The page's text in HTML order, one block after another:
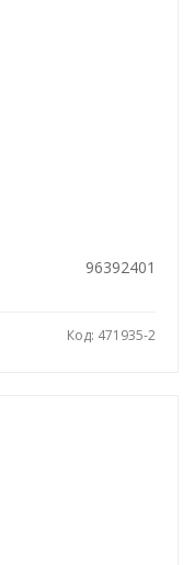
96392401
Код: 471935-2